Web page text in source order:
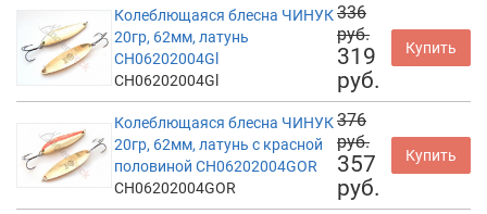
Колеблющаяся блесна ЧИНУК
20гр, 62мм, латунь
CH06202004Gl
CH06202004Gl
336
руб.
319
руб.
Купить
Колеблющаяся блесна ЧИНУК
20гр, 62мм, латунь с красной
половиной CH06202004GOR
CH06202004GOR
376
руб.
357
руб.
Купить